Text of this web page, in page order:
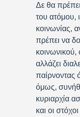
Δε θα
του ατόμου,
κοινωνίας,
πρέπει να
κοινωνικού,
αλλάζει
παίρνοντας
όμως,
κυριαρχία
και οι